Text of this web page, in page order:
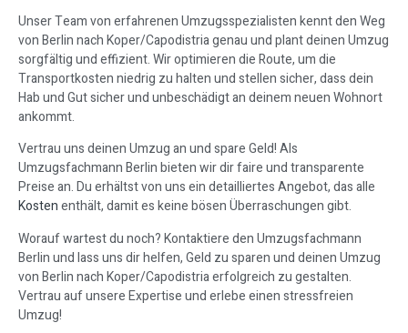
Unser Team von erfahrenen Umzugsspezialisten kennt den Weg
von Berlin nach Koper/Capodistria genau und plant deinen Umzug
sorgfältig und effizient. Wir optimieren die Route, um die
Transportkosten niedrig zu halten und stellen sicher, dass dein
Hab und Gut sicher und unbeschädigt an deinem neuen Wohnort
ankommt.
Vertrau uns deinen Umzug an und spare Geld! Als
Umzugsfachmann Berlin bieten wir dir faire und transparente
Preise an. Du erhältst von uns ein detailliertes Angebot, das alle
Kostenenthält, damit es keine bösen Überraschungen gibt.
Worauf wartest du noch? Kontaktiere den Umzugsfachmann
Berlin und lass uns dir helfen, Geld zu sparen und deinen Umzug
von Berlin nach Koper/Capodistria erfolgreich zu gestalten.
Vertrau auf unsere Expertise und erlebe einen stressfreien
Umzug!